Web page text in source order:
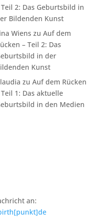
Teil 2: Das Geburtsbild in
Bildenden Kunst
Wiens zuAuf dem
– Teil 2: Das
in der
Kunst
zuAuf dem Rücken
Teil 1: Das aktuelle
in den Medien
an: